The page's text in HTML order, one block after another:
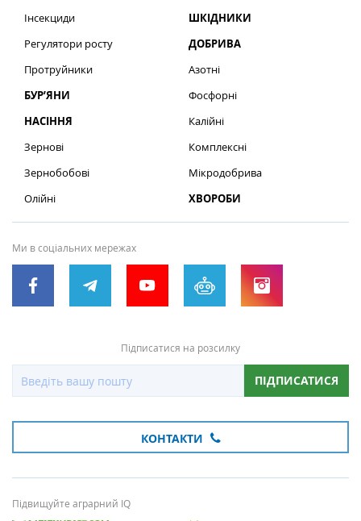
Інсекциди
Регулятори росту
Протруйники
БУР’ЯНИ
НАСІННЯ
Зернові
Зернобобові
Олійні
ШКІДНИКИ
ДОБРИВА
Азотні
Фосфорні
Калійні
Комплексні
Мікродобрива
ХВОРОБИ
Ми в соціальних мережах
Підписатися на розсилку
ПІДПИСАТИСЯ
КОНТАКТИ
Підвищуйте аграрний IQ